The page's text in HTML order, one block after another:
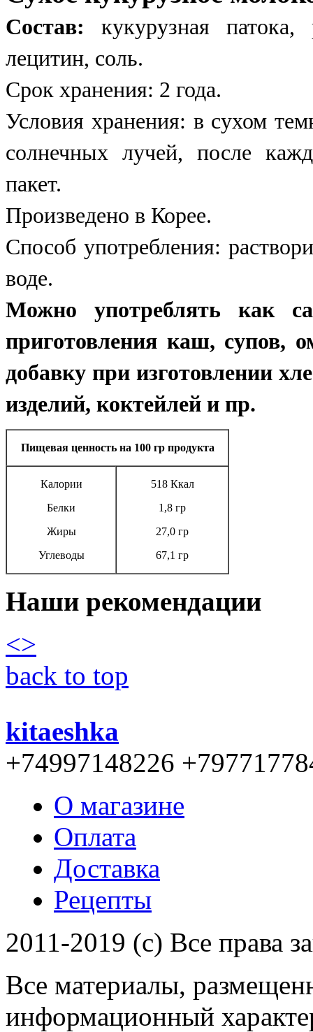
Состав: кукурузная патока,
лецитин, соль.
Срок хранения: 2 года.
Условия хранения: в сухом
солнечных лучей, после
пакет.
Произведено в Корее.
Способ употребления:
воде.
Можно употреблять как
приготовления каш, супов,
добавку при изготовлении
изделий, коктейлей и пр.
Пищевая ценность на 100 гр продукта
Калории
Белки
Жиры
Углеводы
518 Ккал
1,8 гр
27,0 гр
67,1 гр
Наши рекомендации
<>
back to top
kitaeshka
+74997148226
О магазине
Оплата
Доставка
Рецепты
2011-2019 (c) Все права
Все материалы,
информационный